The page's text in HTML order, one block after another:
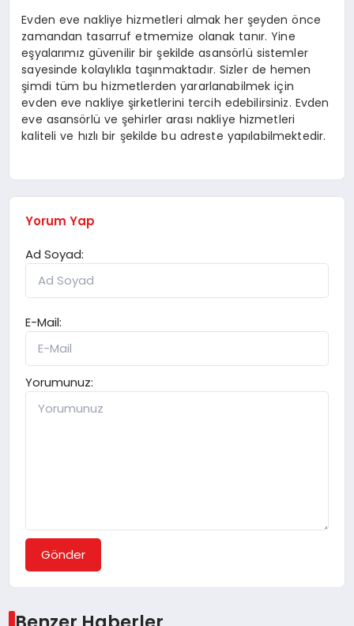
Evden eve nakliye hizmetleri almak her şeyden önce
zamandan tasarruf etmemize olanak tanır. Yine
eşyalarımız güvenilir bir şekilde asansörlü sistemler
sayesinde kolaylıkla taşınmaktadır. Sizler de hemen
şimdi tüm bu hizmetlerden yararlanabilmek için
evden eve nakliye şirketlerini tercih edebilirsiniz. Evden
eve asansörlü ve şehirler arası nakliye hizmetleri
kaliteli ve hızlı bir şekilde bu adreste yapılabilmektedir.
Yorum Yap
Ad Soyad:
E-Mail:
Yorumunuz:
Gönder